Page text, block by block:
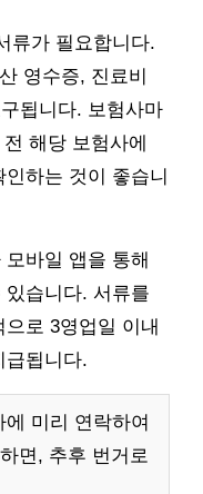
류가 필요합니다.
영수증, 진료비
됩니다. 보험사마
해당 보험사에
하는 것이 좋습니
바일 앱을 통해
습니다. 서류를
로 3영업일 이내
급됩니다.
미리 연락하여
면, 추후 번거로